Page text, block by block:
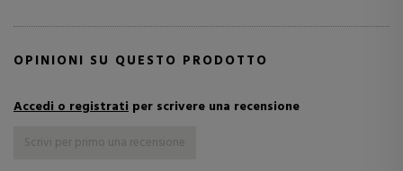
OPINIONI SU QUESTO PRODOTTO
Accedi o registrati per scrivere una recensione
Scrivi per primo una recensione